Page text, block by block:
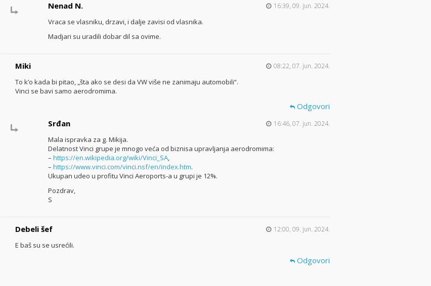
Nenad N.
16:39, 09. jun. 2024.
Vraca se vlasniku, drzavi, i dalje zavisi od vlasnika.
Madjari su uradili dobar dil sa ovime.
Miki 08:22, 07. jun. 2024.
To k’o kada bi pitao, „šta ako se desi da VW više ne zanimaju automobili“.
Vinci se bavi samo aerodromima.
Odgovori
Srđan
16:46, 07. jun. 2024.
Mala ispravka za g. Mikija.
Delatnost Vinci grupe je mnogo veća od biznisa upravljanja aerodromima:
–https://en.wikipedia.org/wiki/Vinci_SA,
–https://www.vinci.com/vinci.nsf/en/index.htm.
Ukupan udeo u profitu Vinci Aeroports-a u grupi je 12%.
Pozdrav,
S
Debeli šef 12:00, 09. jun. 2024.
E baš su se usrećili.
Odgovori